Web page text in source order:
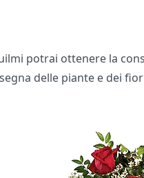
potrai ottenere la
delle piante e dei